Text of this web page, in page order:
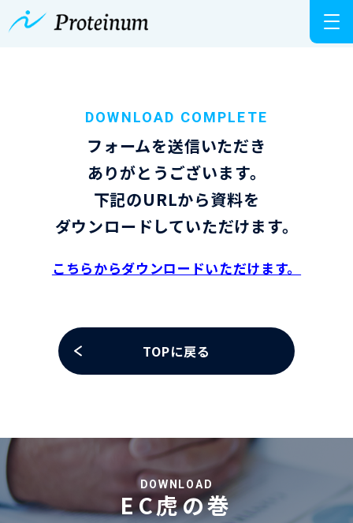
DOWNLOAD COMPLETE
フォームを送信いただき
ありがとうございます。
下記のURLから資料を
ダウンロードしていただけます。
こちらからダウンロードいただけます。
TOPに戻る
DOWNLOAD
EC虎の巻